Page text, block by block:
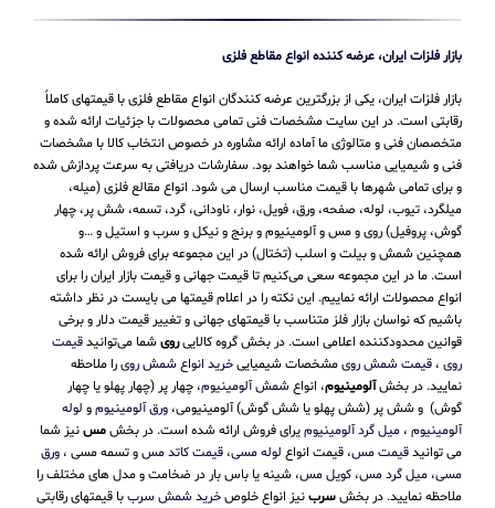
بازار فلزات ایران، عرضه کننده انواع مقاطع فلزی
بازار فلزات ایران، یکی از بزرگترین عرضه کنندگان انواع مقاطع فلزی با قیمتهای کاملاً
رقابتی است. در این سایت مشخصات فنی تمامی محصولات با جزئیات ارائه شده و
متخصصان فنی و متالوژی ما آماده ارائه مشاوره در خصوص انتخاب کالا با مشخصات
فنی و شیمیایی مناسب شما خواهند بود. سفارشات دریافتی به سرعت پردازش شده
و برای تمامی شهرها با قیمت مناسب ارسال می شود. انواع مقالع فلزی (میله،
میلگرد، تیوب، لوله، صفحه، ورق، فویل، نوار، ناودانی، گرد، تسمه، شش پر، چهار
گوش، پروفیل) روی و مس و آلومینیوم و برنج و نیکل و سرب و استیل و …و
همچنین شمش و بیلت و اسلب (تختال) در این مجموعه برای فروش ارائه شده
است. ما در این مجموعه سعی می‌کنیم تا قیمت جهانی و قیمت بازار ایران را برای
انواع محصولات ارائه نماییم. این نکته را در اعلام قیمتها می بایست در نظر داشته
باشیم که نواسان بازار فلز متناسب با قیمتهای جهانی و تغییر قیمت دلار و برخی
قوانین محدودکننده اعلامی است. در بخش گروه کالاییروی شما می‌توانیدقیمت
روی ، قیمت شمش رویمشخصات شیمیاییخرید انواع شمش رویرا ملاحظه
نمایید. در بخشآلومینیوم، انواع شمش آلومینیوم، چهار پر (چهار پهلو یا چهار
گوش) و شش پر (شش پهلو یا شش گوش) آلومینیومی، ورق آلومینیومو لوله
آلومینیوم ، میل گرد آلومینیومیرای فروش ارائه شده است. در بخشمسنیز شما
می توانیدقیمت مس، قیمت انواع لوله مسی، قیمت کاتد مسو تسمه مسی ، ورق
مسی، میل گرد مس، کویل مس، شینه یا باس بار در ضخامت و مدل های مختلف را
ملاحظه نمایید. در بخشسربنیز انواع خلوصخرید شمش سرببا قیمتهای رقابتی